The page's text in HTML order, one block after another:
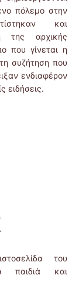
πόλεμο στην
και
της αρχικής
που γίνεται η
συζήτηση που
ενδιαφέρον
ειδήσεις.
του
παιδιά και